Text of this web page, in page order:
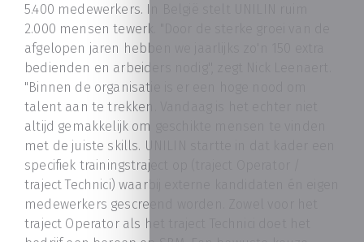
5.400 medewerkers. In België stelt UNILIN ruim
2.000 mensen tewerk. "Door de sterke groei van de
afgelopen jaren hebben we jaarlijks zo'n 150 extra
bedienden en arbeiders nodig'', zegt Nick Leenaert.
"Binnen de organisatie is er een hoge nood om
talent aan te trekken. Vandaag is het echter niet
altijd gemakkelijk om geschikte mensen te vinden
met de juiste skills. UNILIN startte in dat kader een
specifiek trainingstraject op (traject Operator /
traject Technici) waarbij externe kandidaten én eigen
medewerkers gescreend worden. Zowel voor het
traject Operator als het traject Technici doet het